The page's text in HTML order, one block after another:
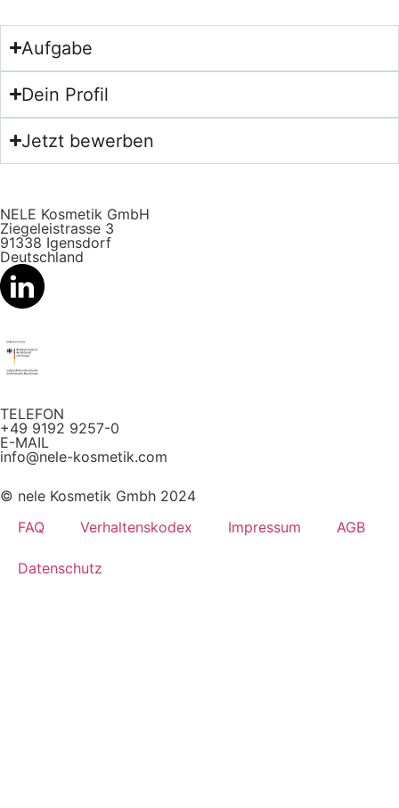
Aufgabe
Dein Profil
Jetzt bewerben
NELE Kosmetik GmbH
Ziegeleistrasse 3
91338 Igensdorf
Deutschland
TELEFON
+49 9192 9257-0
E-MAIL
info@nele-kosmetik.com
© nele Kosmetik Gmbh 2024
FAQ
Verhaltenskodex Impressum AGB
Datenschutz